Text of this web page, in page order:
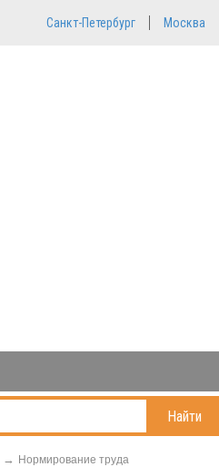
Санкт-Петербург Москва
Найти
Нормирование труда